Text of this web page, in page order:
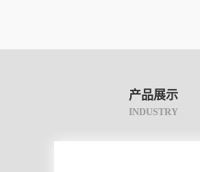
产品展示
INDUSTRY